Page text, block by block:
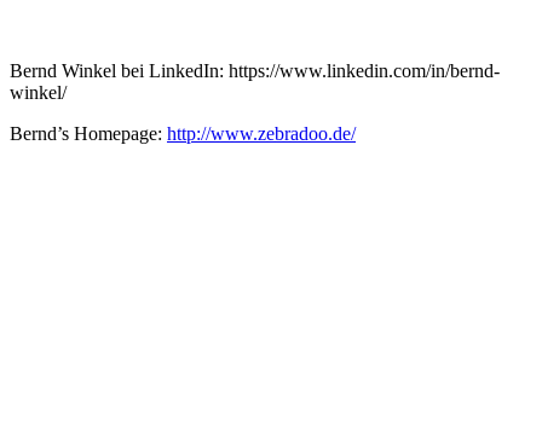
Bernd Winkel bei LinkedIn: https://www.linkedin.com/in/bernd-
winkel/
Bernd’s Homepage: http://www.zebradoo.de/